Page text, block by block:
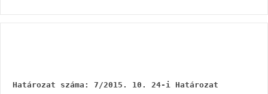
Határozat száma: 7/2015. 10. 24-i Határozat